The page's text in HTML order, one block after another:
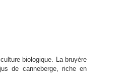
biologique. La bruyère
de canneberge, riche en